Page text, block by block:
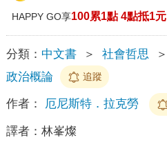
HAPPY GO享100累1點 4點抵1元
分類： 中文書 ＞ 社會哲思 ＞
政治概論
追蹤
作者： 厄尼斯特．拉克勞
譯者： 林峯燦